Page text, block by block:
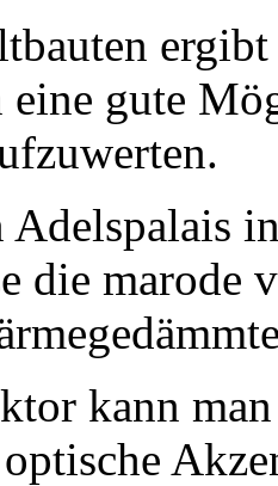
eine gute
Adelspalais
die marode
kann